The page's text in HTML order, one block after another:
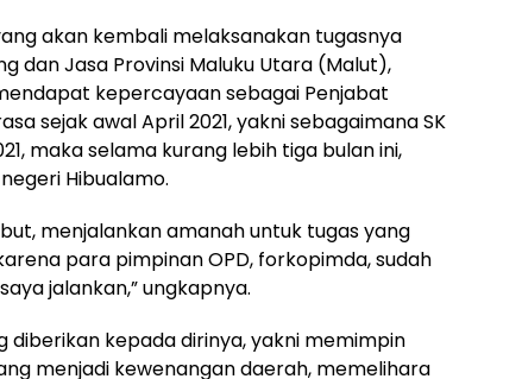
akan kembali melaksanakan tugasnya
dan Jasa Provinsi Maluku Utara (Malut),
kepercayaan sebagai Penjabat
sejak awal April 2021, yakni sebagaimana SK
maka selama kurang lebih tiga bulan ini,
Hibualamo.
menjalankan amanah untuk tugas yang
para pimpinan OPD, forkopimda, sudah
jalankan,” ungkapnya.
diberikan kepada dirinya, yakni memimpin
menjadi kewenangan daerah, memelihara